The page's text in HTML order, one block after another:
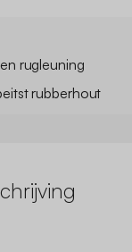
rugleuning
rubberhout